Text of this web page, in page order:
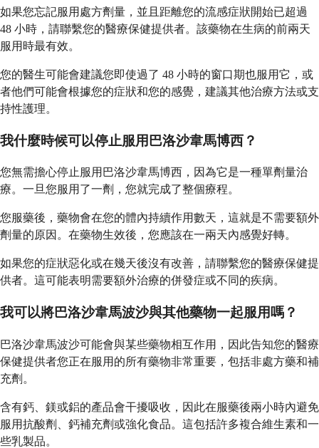
如果您忘記服用處方劑量，並且距離您的流感症狀開始已超過
48 小時，請聯繫您的醫療保健提供者。該藥物在生病的前兩天
服用時最有效。
您的醫生可能會建議您即使過了 48 小時的窗口期也服用它，或
者他們可能會根據您的症狀和您的感覺，建議其他治療方法或支
持性護理。
我什麼時候可以停止服用巴洛沙韋馬博西？
您無需擔心停止服用巴洛沙韋馬博西，因為它是一種單劑量治
療。一旦您服用了一劑，您就完成了整個療程。
您服藥後，藥物會在您的體內持續作用數天，這就是不需要額外
劑量的原因。在藥物生效後，您應該在一兩天內感覺好轉。
如果您的症狀惡化或在幾天後沒有改善，請聯繫您的醫療保健提
供者。這可能表明需要額外治療的併發症或不同的疾病。
我可以將巴洛沙韋馬波沙與其他藥物一起服用嗎？
巴洛沙韋馬波沙可能會與某些藥物相互作用，因此告知您的醫療
保健提供者您正在服用的所有藥物非常重要，包括非處方藥和補
充劑。
含有鈣、鎂或鋁的產品會干擾吸收，因此在服藥後兩小時內避免
服用抗酸劑、鈣補充劑或強化食品。這包括許多複合維生素和一
些乳製品。